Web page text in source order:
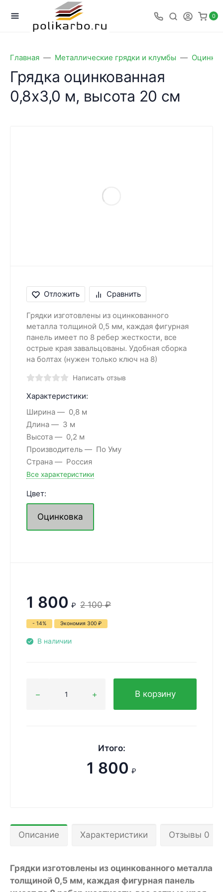
0
Главная Металлические грядки и клумбы
Грядка оцинкованная
0,8х3,0 м, высота 20 см
Отложить Сравнить
Грядки изготовлены из оцинкованного
металла толщиной 0,5 мм, каждая фигурная
панель имеет по 8 ребер жесткости, все
острые края завальцованы. Удобная сборка
на болтах (нужен только ключ на 8)
Написать отзыв
Характеристики:
Ширина
0,8 м
Длина
3 м
Высота
0,2 м
Производитель
По Уму
Страна
Россия
Все характеристики
Цвет:
Оцинковка
1 800 ₽ 2 100 ₽
- 14% Экономия 300 ₽
В наличии
В корзину
Итого:
1 800 ₽
Описание Характеристики Отзывы 0
Грядки изготовлены из оцинкованного металла
толщиной 0,5 мм, каждая фигурная панель